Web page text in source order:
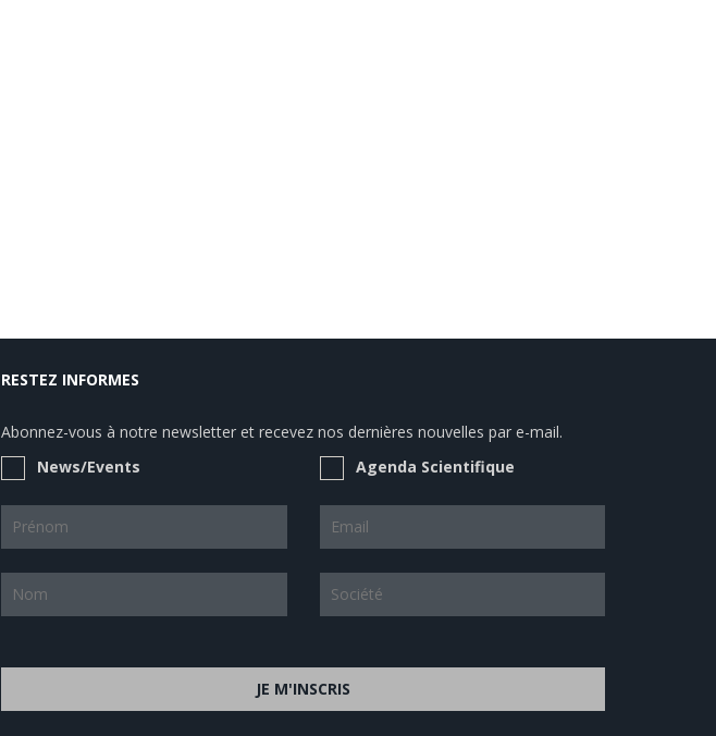
RESTEZ INFORMES
Abonnez-vous à notre newsletter et recevez nos dernières nouvelles par e-mail.
News/Events
Agenda Scientifique
JE M'INSCRIS